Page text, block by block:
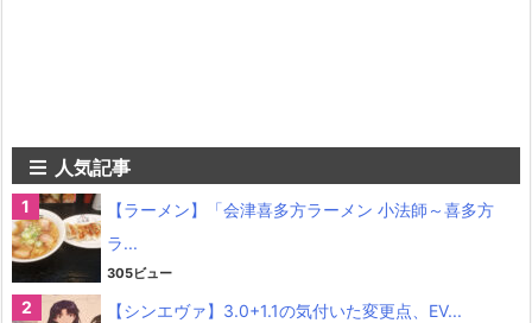
人気記事
【ラーメン】「会津喜多方ラーメン 小法師～喜多方
ラ...
305ビュー
【シンエヴァ】3.0+1.1の気付いた変更点、EV...